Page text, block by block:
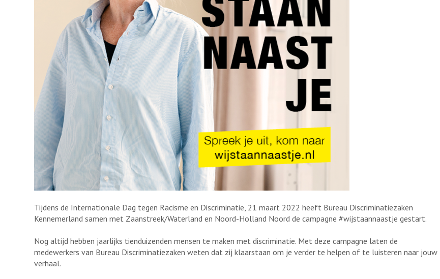
Tijdens de Internationale Dag tegen Racisme en Discriminatie, 21 maart 2022 heeft Bureau Discriminatiezaken
Kennemerland samen met Zaanstreek/Waterland en Noord-Holland Noord de campagne #wijstaannaastje gestart.
Nog altijd hebben jaarlijks tienduizenden mensen te maken met discriminatie. Met deze campagne laten de
medewerkers van Bureau Discriminatiezaken weten dat zij klaarstaan om je verder te helpen of te luisteren naar jouw
verhaal.